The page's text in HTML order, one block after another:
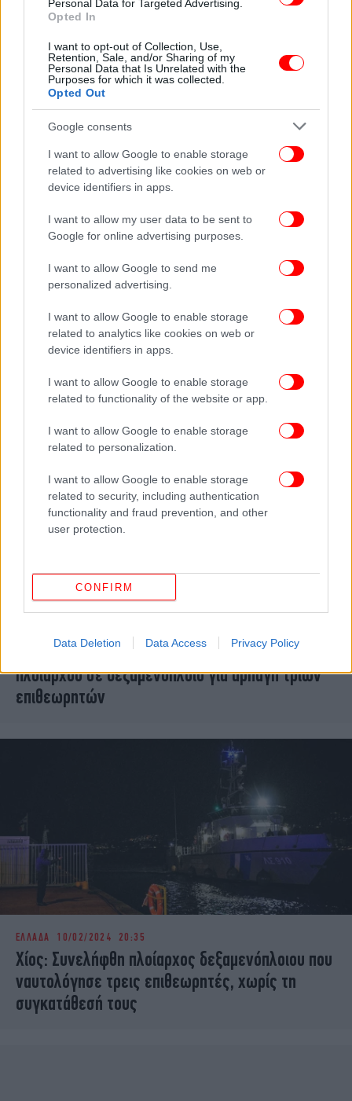
Personal Data for Targeted Advertising.
Opted In
I want to opt-out of Collection, Use,
Retention, Sale, and/or Sharing of my
Personal Data that Is Unrelated with the
Purposes for which it was collected.
Opted Out
Google consents
I want to allow Google to enable storage
related to advertising like cookies on web or
device identifiers in apps.
I want to allow my user data to be sent to
Google for online advertising purposes.
I want to allow Google to send me
personalized advertising.
I want to allow Google to enable storage
related to analytics like cookies on web or
device identifiers in apps.
I want to allow Google to enable storage
related to functionality of the website or app.
I want to allow Google to enable storage
related to personalization.
I want to allow Google to enable storage
related to security, including authentication
functionality and fraud prevention, and other
user protection.
CONFIRM
Data Deletion Data Access Privacy Policy
ΕΛΛΑΔΑ 12/09/2024 23:20
Μύκονος: Βίντεο-ντοκουμέντο με το πλοίο που
μετακινήθηκε ο καταπέλτης -Κόσμος έτρεχε για
να μην πέσει στη θάλασσα
ΕΛΛΑΔΑ 18/08/2024 18:53
Άνδρος: Ελεύθερος ο πλοίαρχος του SAONISOS
«αέρα»
Χίος: Επιχείρηση του λιμενικού για σύλληψη
πλοιάρχου σε δεξαμενόπλοιο για αρπαγή τριών
επιθεωρητών
ΕΛΛΑΔΑ 10/02/2024 20:35
Χίος: Συνελήφθη πλοίαρχος δεξαμενόπλοιου που
ναυτολόγησε τρεις επιθεωρητές, χωρίς τη
συγκατάθεσή τους